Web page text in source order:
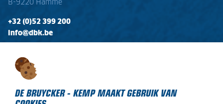
DE BRUYCKER - KEMP MAAKT GEBRUIK VAN
B-9220 Hamme
+32 (0)52 399 200
info@dbk.be
Ma - Vr: